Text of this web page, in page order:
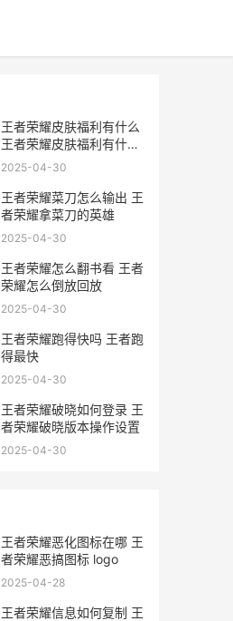
王者荣耀皮肤福利有什么
王者荣耀皮肤福利有什么
好处
2025-04-30
王者荣耀菜刀怎么输出 王
者荣耀拿菜刀的英雄
2025-04-30
王者荣耀怎么翻书看 王者
荣耀怎么倒放回放
2025-04-30
王者荣耀跑得快吗 王者跑
得最快
2025-04-30
王者荣耀破晓如何登录 王
者荣耀破晓版本操作设置
2025-04-30
王者荣耀恶化图标在哪 王
者荣耀恶搞图标 logo
2025-04-28
王者荣耀信息如何复制 王